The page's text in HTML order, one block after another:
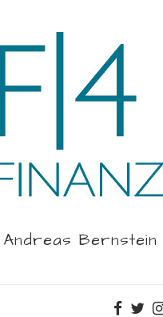
Bernstein